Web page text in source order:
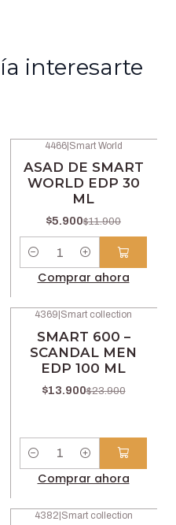
interesarte
4466| Smart World
ASAD DE SMART
WORLD EDP 30
ML
$5.900$11.900
Comprar ahora
4369 Smart collection
SMART 600 –
SCANDAL MEN
EDP 100 ML
$13.900$23.900
Cantidad
Comprar ahora
4382|Smart collection